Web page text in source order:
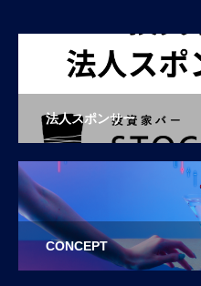
法人スポンサー
CONCEPT